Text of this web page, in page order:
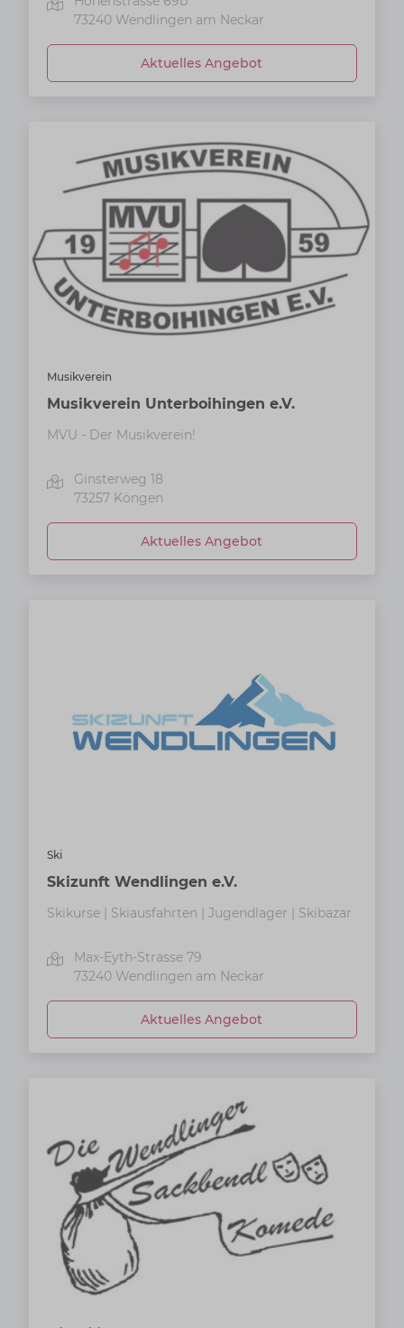
73240 Wendlingen am Neckar
Aktuelles Angebot
Musikverein
Musikverein Unterboihingen e.V.
MVU - Der Musikverein!
Ginsterweg 18
73257 Köngen
Aktuelles Angebot
Ski
Skizunft Wendlingen e.V.
Skikurse | Skiausfahrten | Jugendlager | Skibazar
Max-Eyth-Strasse 79
73240 Wendlingen am Neckar
Aktuelles Angebot